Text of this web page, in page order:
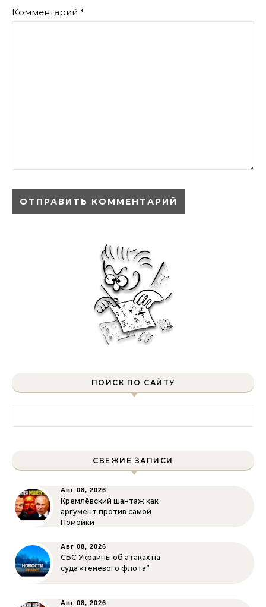
Комментарий *
ПОИСК ПО САЙТУ
СВЕЖИЕ ЗАПИСИ
Авг 08, 2026
Кремлёвский шантаж как
аргумент против самой
Помойки
Авг 08, 2026
СБС Украины об атаках на
суда «теневого флота”
Авг 08, 2026